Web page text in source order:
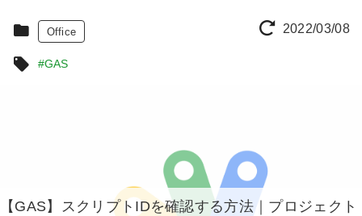
2022/03/08
Office
#GAS
【GAS】スクリプトIDを確認する方法｜プロジェクト